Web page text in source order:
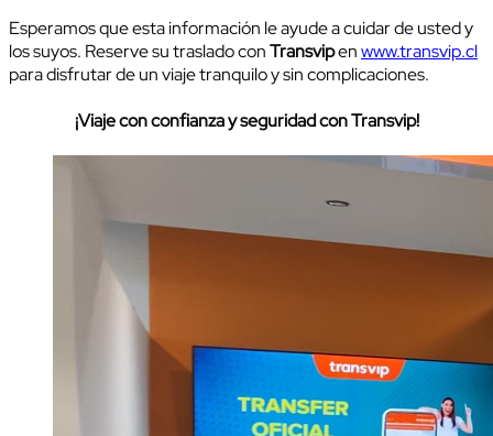
Esperamos que esta información le ayude a cuidar de usted y
los suyos. Reserve su traslado conTransvipenwww.transvip.cl
para disfrutar de un viaje tranquilo y sin complicaciones.
¡Viaje con confianza y seguridad con Transvip!